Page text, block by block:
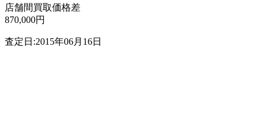
店舗間買取価格差
870,000円
査定日:2015年06月16日